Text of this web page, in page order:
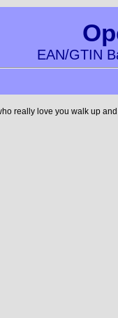
EAN/GTIN
really love you walk up